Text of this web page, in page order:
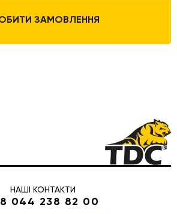
ЗАМОВЛЕННЯ
НАШІ КОНТАКТИ
044 238 82 00